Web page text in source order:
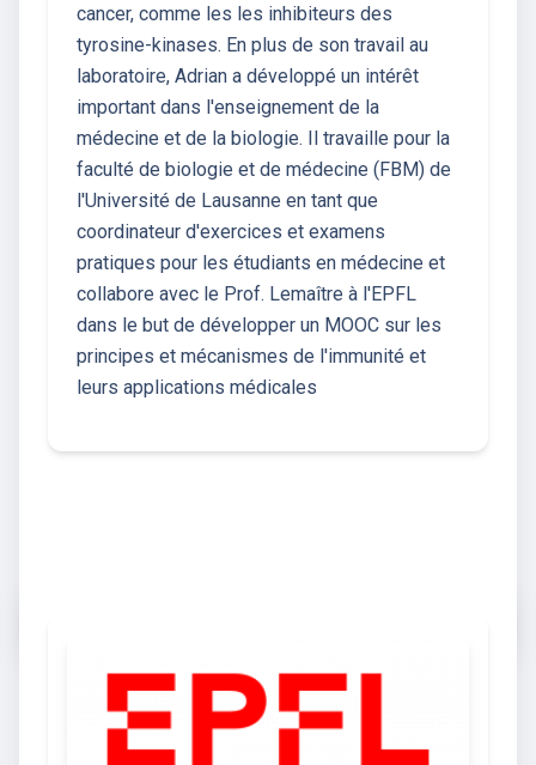
cancer, comme les les inhibiteurs des
tyrosine-kinases. En plus de son travail au
laboratoire, Adrian a développé un intérêt
important dans l'enseignement de la
médecine et de la biologie. Il travaille pour la
faculté de biologie et de médecine (FBM) de
l'Université de Lausanne en tant que
coordinateur d'exercices et examens
pratiques pour les étudiants en médecine et
collabore avec le Prof. Lemaître à l'EPFL
dans le but de développer un MOOC sur les
principes et mécanismes de l'immunité et
leurs applications médicales